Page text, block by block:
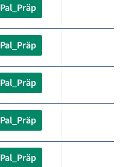
Pal_Präp
Pal_Präp
Pal_Präp
Pal_Präp
Pal_Präp